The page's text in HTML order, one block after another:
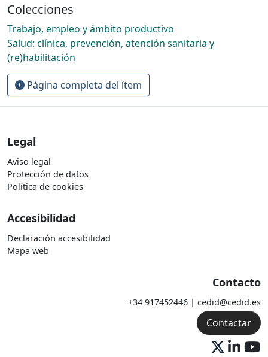
Colecciones
Trabajo, empleo y ámbito productivo
Salud: clínica, prevención, atención sanitaria y
(re)habilitación
Página completa del ítem
Legal
Aviso legal
Protección de datos
Política de cookies
Accesibilidad
Declaración accesibilidad
Mapa web
Contacto
+34 917452446 | cedid@cedid.es
Contactar